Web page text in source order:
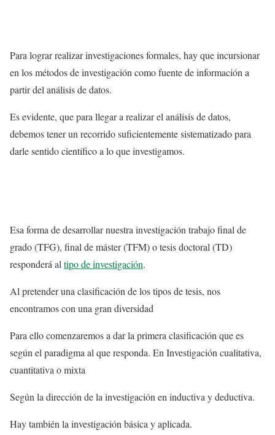
Para lograr realizar investigaciones formales, hay que incursionar
en los métodos de investigación como fuente de información a
partir del análisis de datos.
Es evidente, que para llegar a realizar el análisis de datos,
debemos tener un recorrido suficientemente sistematizado para
darle sentido científico a lo que investigamos.
Esa forma de desarrollar nuestra investigación trabajo final de
grado (TFG), final de máster (TFM) o tesis doctoral (TD)
responderá al tipo de investigación.
Al pretender una clasificación de los tipos de tesis, nos
encontramos con una gran diversidad
Para ello comenzaremos a dar la primera clasificación que es
según el paradigma al que responda. En Investigación cualitativa,
cuantitativa o mixta
Según la dirección de la investigación en inductiva y deductiva.
Hay también la investigación básica y aplicada.